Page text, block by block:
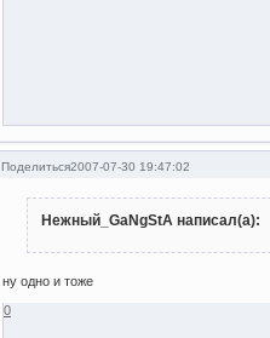
Поделиться2007-07-30 19:47:02
Нежный_GaNgStA написал(а):
ну одно и тоже
0